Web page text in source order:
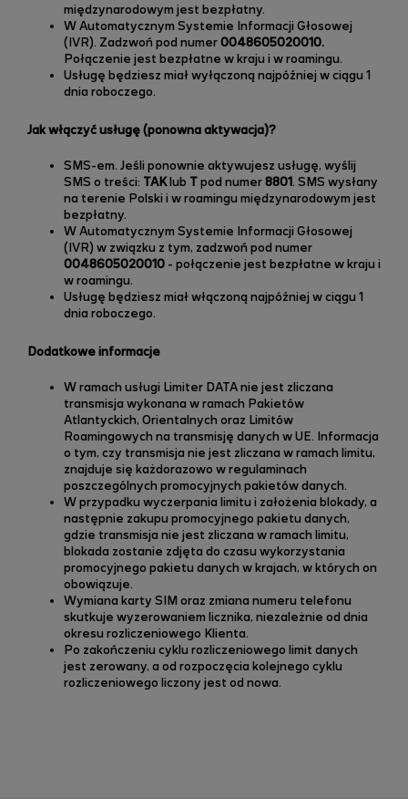
międzynarodowym jest bezpłatny.
W Automatycznym Systemie Informacji Głosowej
(IVR). Zadzwoń pod numer0048605020010.
Połączenie jest bezpłatne w kraju i w roamingu.
Usługę będziesz miał wyłączoną najpóźniej w ciągu 1
dnia roboczego.
Jak włączyć usługę (ponowna aktywacja)?
SMS-em. Jeśli ponownie aktywujesz usługę, wyślij
SMS o treści: TAKlub Tpod numer8801. SMS wysłany
na terenie Polski i w roamingu międzynarodowym jest
bezpłatny.
W Automatycznym Systemie Informacji Głosowej
(IVR) w związku z tym, zadzwoń pod numer
0048605020010 - połączenie jest bezpłatne w kraju i
w roamingu.
Usługę będziesz miał włączoną najpóźniej w ciągu 1
dnia roboczego.
Dodatkowe informacje
W ramach usługi Limiter DATA nie jest zliczana
transmisja wykonana w ramach Pakietów
Atlantyckich, Orientalnych oraz Limitów
Roamingowych na transmisję danych w UE. Informacja
o tym, czy transmisja nie jest zliczana w ramach limitu,
znajduje się każdorazowo w regulaminach
poszczególnych promocyjnych pakietów danych.
W przypadku wyczerpania limitu i założenia blokady, a
następnie zakupu promocyjnego pakietu danych,
gdzie transmisja nie jest zliczana w ramach limitu,
blokada zostanie zdjęta do czasu wykorzystania
promocyjnego pakietu danych w krajach, w których on
obowiązuje.
Wymiana karty SIM oraz zmiana numeru telefonu
skutkuje wyzerowaniem licznika, niezależnie od dnia
okresu rozliczeniowego Klienta.
Po zakończeniu cyklu rozliczeniowego limit danych
jest zerowany, a od rozpoczęcia kolejnego cyklu
rozliczeniowego liczony jest od nowa.